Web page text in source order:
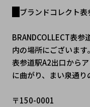
ブランドコレクト
BRANDCOLLECT表
内の場所にございます。
表参道駅A2出口から
に曲がり、まい泉通り
〒150-0001